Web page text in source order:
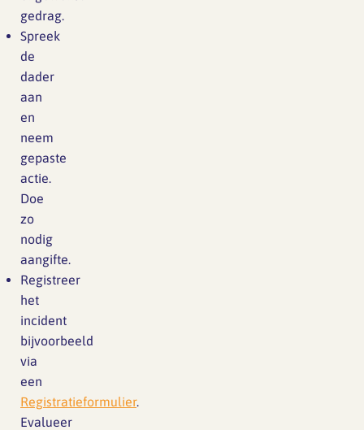
gedrag.
Spreek
de
dader
aan
en
neem
gepaste
actie.
Doe
zo
nodig
aangifte.
Registreer
het
incident
bijvoorbeeld
via
een
Registratieformulier.
Evalueer